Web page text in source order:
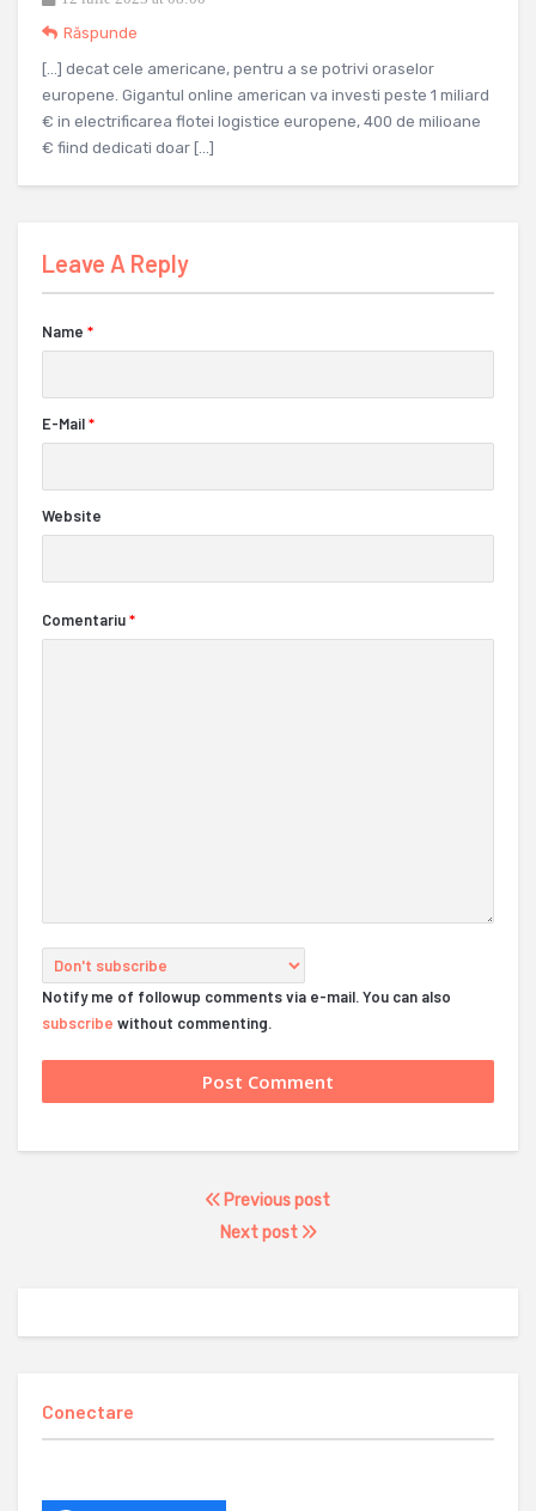
Răspunde
[…] decat cele americane, pentru a se potrivi oraselor
europene. Gigantul online american va investi peste 1 miliard
€ in electrificarea flotei logistice europene, 400 de milioane
€ fiind dedicati doar […]
Leave A Reply
Name *
E-Mail*
Website
Comentariu*
Notify me of followup comments via e-mail. You can also
subscribe without commenting.
Previous post
Next post
Conectare